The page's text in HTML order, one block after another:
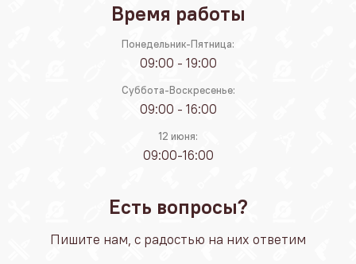
Время работы
Понедельник-Пятница:
09:00 - 19:00
Суббота-Воскресенье:
09:00 - 16:00
12 июня:
09:00-16:00
Есть вопросы?
Пишите нам, с радостью на них ответим